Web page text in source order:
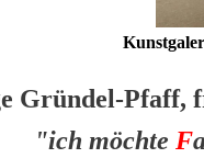
Gründel-Pfaff,
"ich möchte F